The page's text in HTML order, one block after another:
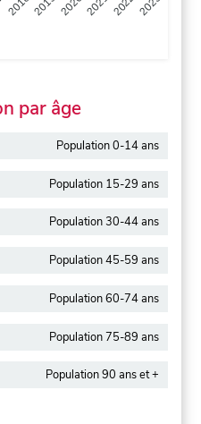
par âge
Population 0-14 ans
Population 15-29 ans
Population 30-44 ans
Population 45-59 ans
Population 60-74 ans
Population 75-89 ans
Population 90 ans et +